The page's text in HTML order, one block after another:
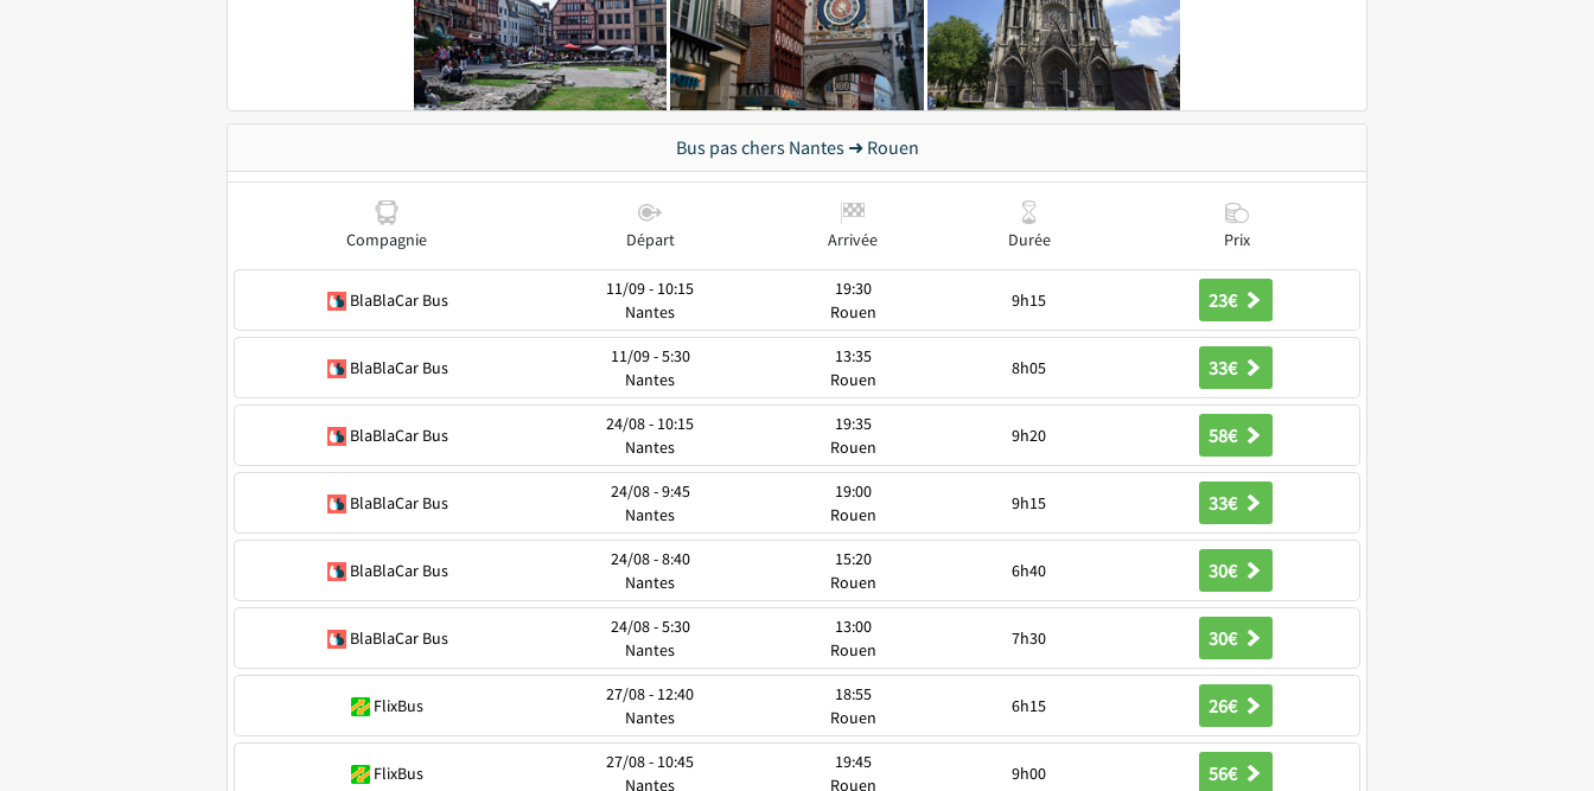
Bus pas chers Nantes ➜ Rouen
Compagnie Départ Arrivée Durée Prix
BlaBlaCar Bus
11/09 - 10:15
Nantes
19:30
Rouen
9h15 23€
BlaBlaCar Bus
11/09 - 5:30
Nantes
13:35
Rouen
8h05 33€
BlaBlaCar Bus
24/08 - 10:15
Nantes
19:35
Rouen
9h20 58€
BlaBlaCar Bus
24/08 - 9:45
Nantes
19:00
Rouen
9h15 33€
BlaBlaCar Bus
24/08 - 8:40
Nantes
15:20
Rouen
6h40 30€
BlaBlaCar Bus
24/08 - 5:30
Nantes
13:00
Rouen
7h30 30€
FlixBus
27/08 - 12:40
Nantes
18:55
Rouen
6h15 26€
FlixBus
27/08 - 10:45
Nantes
19:45
Rouen
9h00 56€